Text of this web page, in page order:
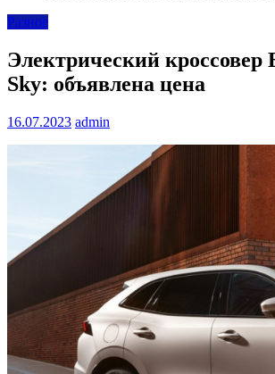
Разное
Электрический кроссовер
Sky: объявлена цена
16.07.2023 admin